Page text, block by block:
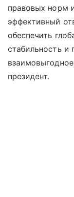
правовых норм
эффективный
обеспечить
стабильность и
президент.